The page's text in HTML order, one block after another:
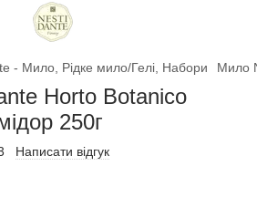
- Мило, Рідке мило/Гелі, Набори Мило
Horto Botanico
250г
Написати відгук